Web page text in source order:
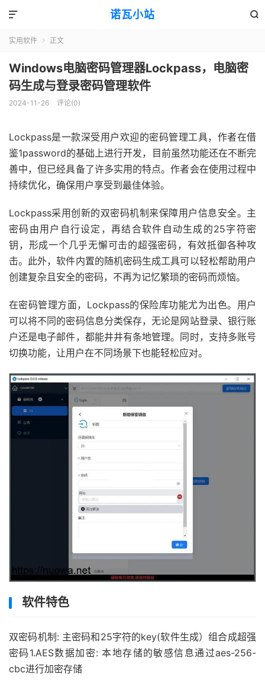
诺瓦小站 

实用软件  正文
Windows电脑密码管理器Lockpass，电脑密
码生成与登录密码管理软件
2024-11-26 评论(0)
Lockpass是一款深受用户欢迎的密码管理工具，作者在借
鉴1password的基础上进行开发，目前虽然功能还在不断完
善中，但已经具备了许多实用的特点。作者会在使用过程中
持续优化，确保用户享受到最佳体验。
Lockpass采用创新的双密码机制来保障用户信息安全。主
密码由用户自行设定，再结合软件自动生成的25字符密
钥，形成一个几乎无懈可击的超强密码，有效抵御各种攻
击。此外，软件内置的随机密码生成工具可以轻松帮助用户
创建复杂且安全的密码，不再为记忆繁琐的密码而烦恼。
在密码管理方面，Lockpass的保险库功能尤为出色。用户
可以将不同的密码信息分类保存，无论是网站登录、银行账
户还是电子邮件，都能井井有条地管理。同时，支持多账号
切换功能，让用户在不同场景下也能轻松应对。
软件特色
双密码机制: 主密码和25字符的key(软件生成）组合成超强
密码1.AES数据加密: 本地存储的敏感信息通过aes-256-
cbc进行加密存储